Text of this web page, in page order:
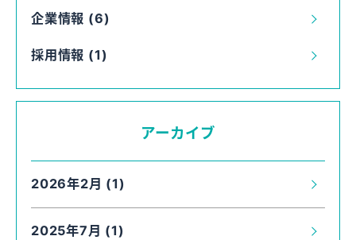
企業情報 (6)
採用情報 (1)
アーカイブ
2026年2月 (1)
2025年7月 (1)